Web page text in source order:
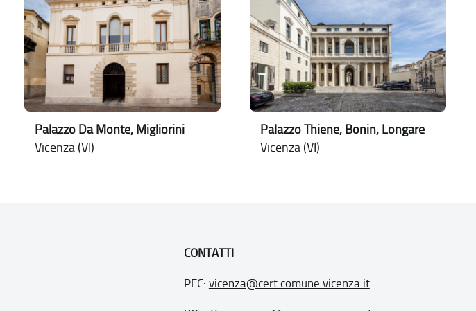
Palazzo Da Monte, Migliorini
Vicenza (VI)
Palazzo Thiene, Bonin, Longare
Vicenza (VI)
CONTATTI
PEC: vicenza@cert.comune.vicenza.it